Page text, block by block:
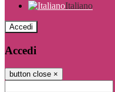
Italiano
Accedi
Accedi
button close ×